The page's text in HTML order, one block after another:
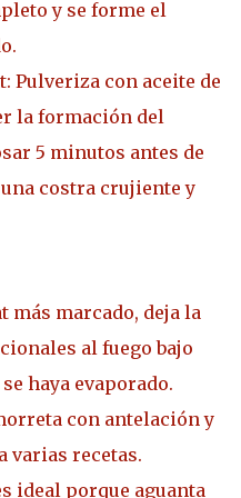
y se forme el
Pulveriza con aceite de
la formación del
5 minutos antes de
costra crujiente y
más marcado, deja la
al fuego bajo
haya evaporado.
con antelación y
varias recetas.
ideal porque aguanta